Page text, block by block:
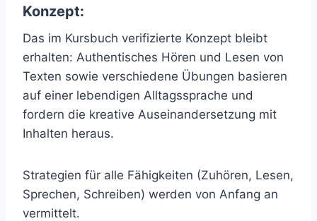
Konzept:
Das im Kursbuch verifizierte Konzept bleibt
erhalten: Authentisches Hören und Lesen von
Texten sowie verschiedene Übungen basieren
auf einer lebendigen Alltagssprache und
fordern die kreative Auseinandersetzung mit
Inhalten heraus.
Strategien für alle Fähigkeiten (Zuhören, Lesen,
Sprechen, Schreiben) werden von Anfang an
vermittelt.